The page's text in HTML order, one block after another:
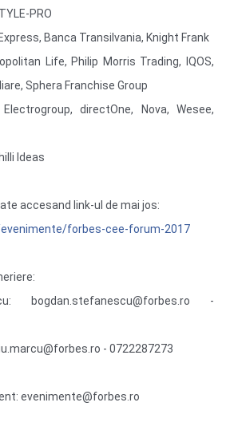
PRO
Banca Transilvania, Knight Frank
Life, Philip Morris Trading, IQOS,
Sphera Franchise Group
directOne, Nova, Wesee,
Ideas
accesand link-ul de mai jos:
evenimente/forbes-cee-forum-2017
bogdan.stefanescu@forbes.ro -
- 0722287273
evenimente@forbes.ro